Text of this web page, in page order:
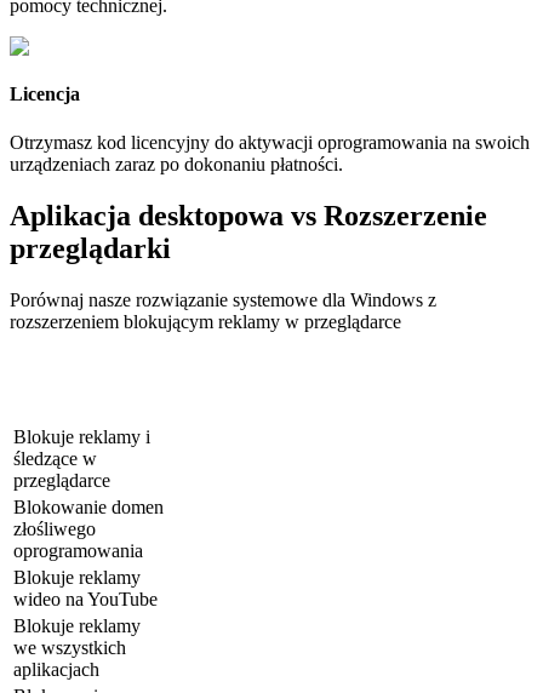
pomocy technicznej.
Licencja
Otrzymasz kod licencyjny do aktywacji oprogramowania na swoich
urządzeniach zaraz po dokonaniu płatności.
Aplikacja desktopowa vs Rozszerzenie
przeglądarki
Porównaj nasze rozwiązanie systemowe dla Windows z
rozszerzeniem blokującym reklamy w przeglądarce
Blokuje reklamy i
śledzące w
przeglądarce
Blokowanie domen
złośliwego
oprogramowania
Blokuje reklamy
wideo na YouTube
Blokuje reklamy
we wszystkich
aplikacjach